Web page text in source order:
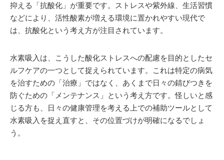
抑える「抗酸化」が重要です。ストレスや紫外線、生活習慣
などにより、活性酸素が増える環境に置かれやすい現代で
は、抗酸化という考え方が注目されています。
水素吸入は、こうした酸化ストレスへの配慮を目的としたセ
ルフケアの一つとして捉えられています。これは特定の病気
を治すための「治療」ではなく、あくまで日々の錆びつきを
防ぐための「メンテナンス」という考え方です。怪しいと感
じる方も、日々の健康管理を考える上での補助ツールとして
水素吸入を捉え直すと、その位置づけが明確になるでしょ
う。